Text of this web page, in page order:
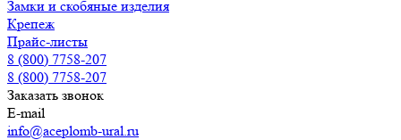
Замки и скобяные изделия
Крепеж
Прайс-листы
8 (800) 7758-207
8 (800) 7758-207
Заказать звонок
E-mail
info@aceplomb-ural.ru